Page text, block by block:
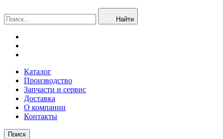
Найти
Каталог
Производство
Запчасти и сервис
Доставка
О компании
Контакты
Поиск